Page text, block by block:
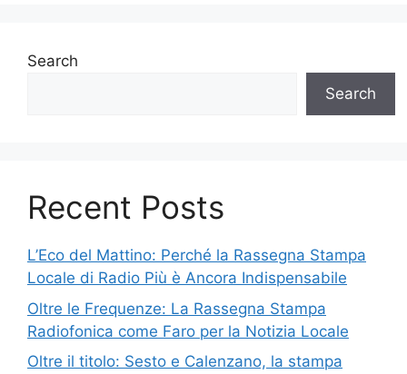
Search
Search
Recent Posts
L’Eco del Mattino: Perché la Rassegna Stampa
Locale di Radio Più è Ancora Indispensabile
Oltre le Frequenze: La Rassegna Stampa
Radiofonica come Faro per la Notizia Locale
Oltre il titolo: Sesto e Calenzano, la stampa